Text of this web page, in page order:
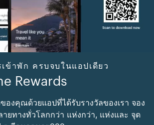
ข้าพัก ครบจบในแอปเดียว
Rewards
องคุณด้วยแอปที่ได้รับรางวัลของเรา จอง
ยทางทั่วโลกกว่า แห่งกว่า, แห่งและ จุด